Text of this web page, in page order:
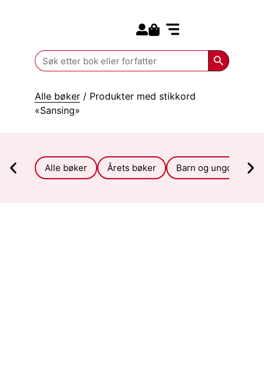
Search
for:
Search
Alle bøker / Produkter med stikkord
«Sansing»
Alle bøker Årets bøker Barn og ungdom